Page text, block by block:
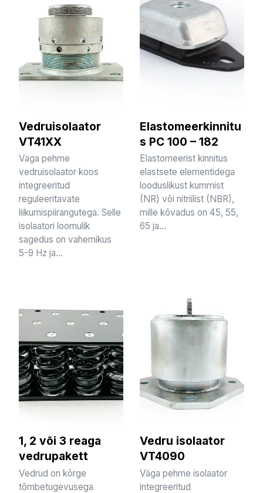
Vedruisolaator
VT41XX
Väga pehme
vedruisolaator koos
integreeritud
reguleeritavate
liikumispiirangutega. Selle
isolaatori loomulik
sagedus on vahemikus
5-9 Hz ja...
Elastomeerkinnitu
s PC 100 – 182
Elastomeerist kinnitus
elastsete elementidega
looduslikust kummist
(NR) või nitriilist (NBR),
mille kõvadus on 45, 55,
65 ja...
1, 2 või 3 reaga
vedrupakett
Vedrud on kõrge
tõmbetugevusega
Vedru isolaator
VT4090
Väga pehme isolaator
integreeritud